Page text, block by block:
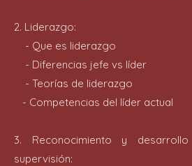
2. Liderazgo:
- Que es liderazgo
- Diferencias jefe vs líder
- Teorías de liderazgo
- Competencias del líder actual
3. Reconocimiento y
supervisión: